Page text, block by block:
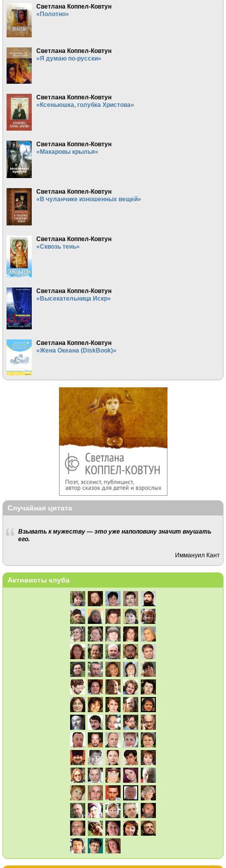
Светлана Коппел-Ковтун
«Полотно»
Светлана Коппел-Ковтун
«Я думаю по-русски»
Светлана Коппел-Ковтун
«Ксеньюшка, голубка Христова»
Светлана Коппел-Ковтун
«Макаровы крылья»
Светлана Коппел-Ковтун
«В чуланчике изношенных вещей»
Светлана Коппел-Ковтун
«Сквозь тень»
Светлана Коппел-Ковтун
«Высекательница Искр»
Светлана Коппел-Ковтун
«Жена Океана (DiskBook)»
Случайная цитата
Взывать к мужеству — это уже наполовину значит внушать
его.
Иммануил Кант
Активисты клуба